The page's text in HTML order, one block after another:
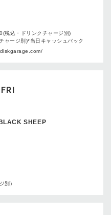
税込・ドリンクチャージ別)
ージ別)*当日キャッシュバック
FRI
SHEEP
別)